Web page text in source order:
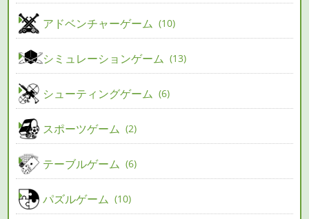
アドベンチャーゲーム 10
シミュレーションゲーム 13
シューティングゲーム 6
スポーツゲーム 2
テーブルゲーム 6
パズルゲーム 10